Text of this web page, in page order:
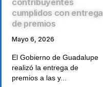
contribuyentes
cumplidos con entrega
de premios
Mayo 6, 2026
El Gobierno de Guadalupe
realizó la entrega de
premios a las y...